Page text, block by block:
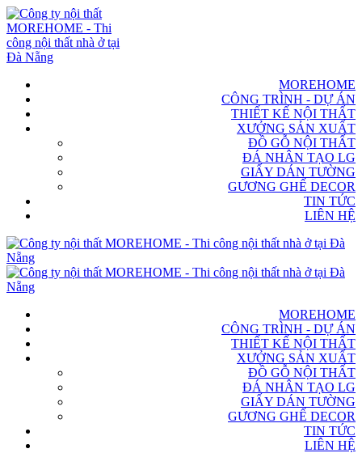
MOREHOME
CÔNG TRÌNH - DỰ ÁN
THIẾT KẾ NỘI THẤT
XƯỞNG SẢN XUẤT
ĐỒ GỖ NỘI THẤT
ĐÁ NHÂN TẠO LG
GIẤY DÁN TƯỜNG
GƯƠNG GHẾ DECOR
TIN TỨC
LIÊN HỆ
MOREHOME
CÔNG TRÌNH - DỰ ÁN
THIẾT KẾ NỘI THẤT
XƯỞNG SẢN XUẤT
ĐỒ GỖ NỘI THẤT
ĐÁ NHÂN TẠO LG
GIẤY DÁN TƯỜNG
GƯƠNG GHẾ DECOR
TIN TỨC
LIÊN HỆ